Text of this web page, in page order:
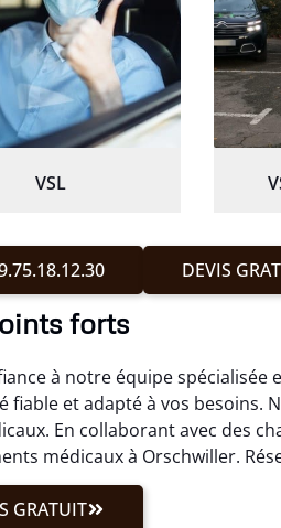
VSL
DEVIS
forts
à notre équipe spécialisée
fiable et adapté à vos besoins.
En collaborant avec des
médicaux à Orschwiller.
GRATUIT